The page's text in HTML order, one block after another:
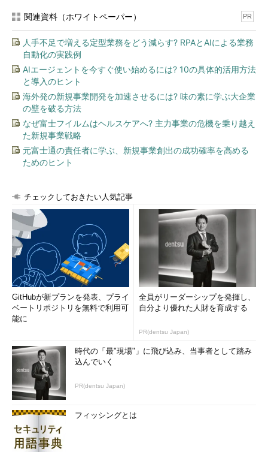
関連資料（ホワイトペーパー） PR
人手不足で増える定型業務をどう減らす? RPAとAIによる業務
自動化の実践例
AIエージェントを今すぐ使い始めるには? 10の具体的活用方法
と導入のヒント
海外発の新規事業開発を加速させるには? 味の素に学ぶ大企業
の壁を破る方法
なぜ富士フイルムはヘルスケアへ? 主力事業の危機を乗り越え
た新規事業戦略
元富士通の責任者に学ぶ、新規事業創出の成功確率を高める
ためのヒント
チェックしておきたい人気記事
GitHubが新プランを発表、プライ
ベートリポジトリを無料で利用可
能に
全員がリーダーシップを発揮し、
自分より優れた人財を育成する
PR(dentsu Japan)
時代の「最"現場"」に飛び込み、当事者として踏み
込んでいく
PR(dentsu Japan)
フィッシングとは